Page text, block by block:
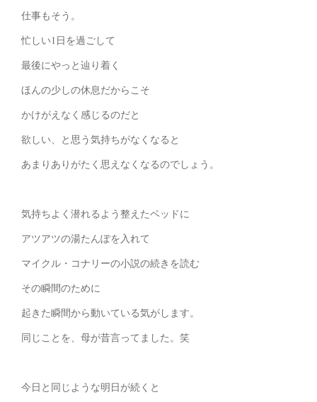
仕事もそう。
忙しい1日を過ごして
最後にやっと辿り着く
ほんの少しの休息だからこそ
かけがえなく感じるのだと
欲しい、と思う気持ちがなくなると
あまりありがたく思えなくなるのでしょう。
気持ちよく潜れるよう整えたベッドに
アツアツの湯たんぽを入れて
マイクル・コナリーの小説の続きを読む
その瞬間のために
起きた瞬間から動いている気がします。
同じことを、母が昔言ってました。笑
今日と同じような明日が続くと